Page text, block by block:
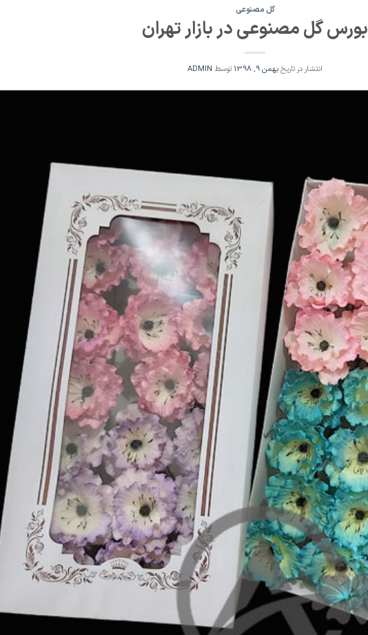
گل مصنوعی
بورس گل مصنوعی در بازار تهران
انتشار در تاریخبهمن 9, 1398 توسط ADMIN